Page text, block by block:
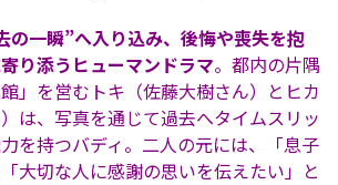
の一瞬”へ入り込み、後悔や喪失を抱
り添うヒューマンドラマ。都内の片隅
」を営むトキ（佐藤大樹さん）とヒカ
は、写真を通じて過去へタイムスリッ
を持つバディ。二人の元には、「息子
大切な人に感謝の思いを伝えたい」と